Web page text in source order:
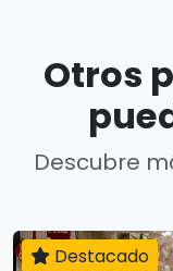
Otros
Descubre
Destacado